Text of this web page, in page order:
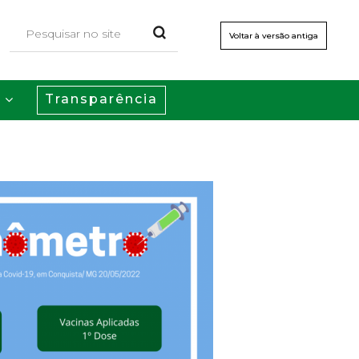
Voltar à versão antiga
Transparência